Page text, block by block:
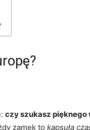
czy szukasz pięknego
zamek to kapsuła